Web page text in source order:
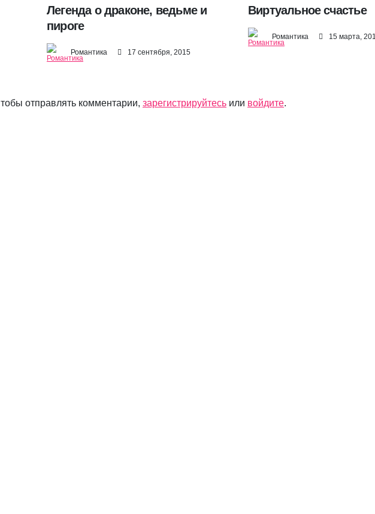
Легенда о драконе, ведьме и
пироге
Романтика 17 сентября, 2015
Виртуальное счастье
Романтика 15 марта,
отправлять комментарии, зарегистрируйтесь или войдите.